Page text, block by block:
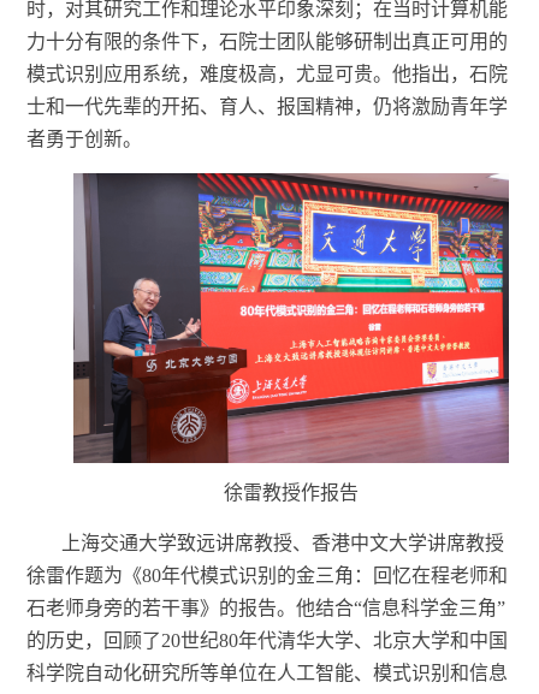
时，对其研究工作和理论水平印象深刻；在当时计算机能
力十分有限的条件下，石院士团队能够研制出真正可用的
模式识别应用系统，难度极高，尤显可贵。他指出，石院
士和一代先辈的开拓、育人、报国精神，仍将激励青年学
者勇于创新。
徐雷教授作报告
上海交通大学致远讲席教授、香港中文大学讲席教授
徐雷作题为《80年代模式识别的金三角：回忆在程老师和
石老师身旁的若干事》的报告。他结合“信息科学金三角”
的历史，回 顾了20世纪80年代清华大学、北京大学和中国
科学院自动化研究所等单位在人工智能、模式识别和信息